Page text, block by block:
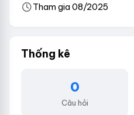
Tham gia 08/2025
Thống kê
0
Câu hỏi